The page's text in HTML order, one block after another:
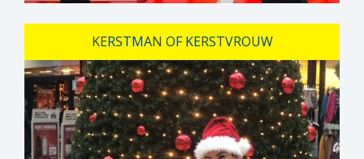
KERSTMAN OF KERSTVROUW